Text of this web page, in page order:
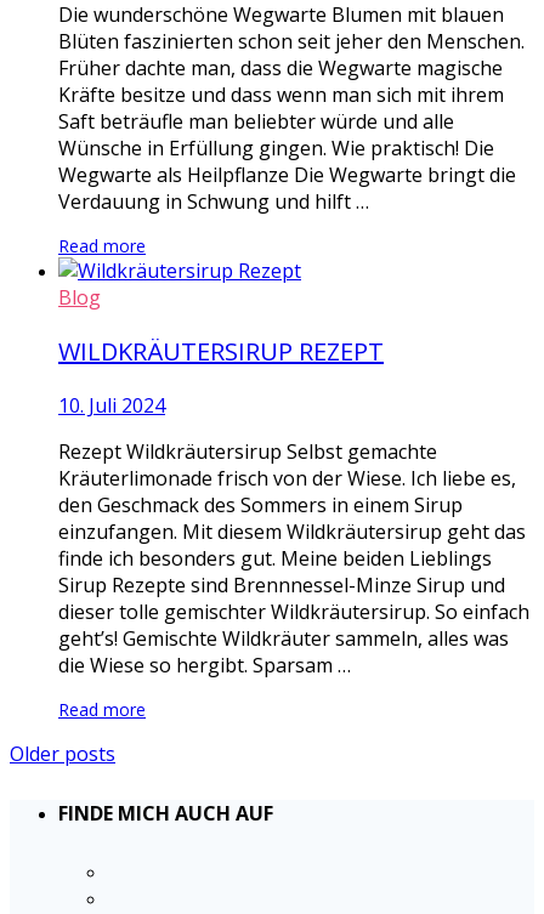
Die wunderschöne Wegwarte Blumen mit blauen
Blüten faszinierten schon seit jeher den Menschen.
Früher dachte man, dass die Wegwarte magische
Kräfte besitze und dass wenn man sich mit ihrem
Saft beträufle man beliebter würde und alle
Wünsche in Erfüllung gingen. Wie praktisch! Die
Wegwarte als Heilpflanze Die Wegwarte bringt die
Verdauung in Schwung und hilft …
Read more
Blog
WILDKRÄUTERSIRUP REZEPT
10. Juli 2024
Rezept Wildkräutersirup Selbst gemachte
Kräuterlimonade frisch von der Wiese. Ich liebe es,
den Geschmack des Sommers in einem Sirup
einzufangen. Mit diesem Wildkräutersirup geht das
finde ich besonders gut. Meine beiden Lieblings
Sirup Rezepte sind Brennnessel-Minze Sirup und
dieser tolle gemischter Wildkräutersirup. So einfach
geht’s! Gemischte Wildkräuter sammeln, alles was
die Wiese so hergibt. Sparsam …
Read more
Older posts
FINDE MICH AUCH AUF